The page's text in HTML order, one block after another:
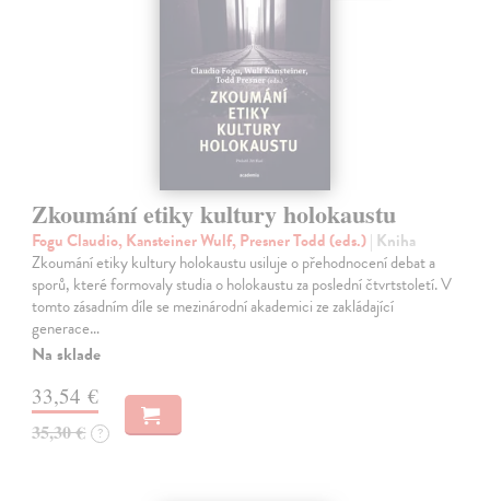
Zkoumání etiky kultury holokaustu
Fogu Claudio, Kansteiner Wulf, Presner Todd (eds.)| Kniha
Zkoumání etiky kultury holokaustu usiluje o přehodnocení debat a
sporů, které formovaly studia o holokaustu za poslední čtvrtstoletí. V
tomto zásadním díle se mezinárodní akademici ze zakládající
generace…
Na sklade
33,54 €
35,30 € ?